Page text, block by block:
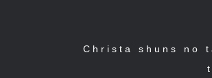
Christa shuns no